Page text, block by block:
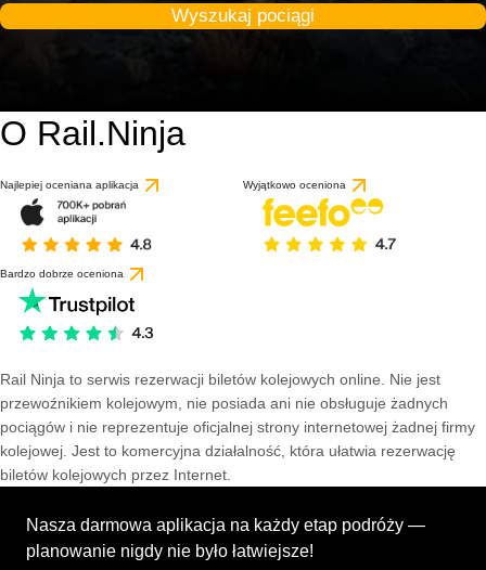
Wyszukaj pociągi
O Rail.Ninja
Najlepiej oceniana aplikacja Wyjątkowo oceniona
Bardzo dobrze oceniona
Rail Ninja to serwis rezerwacji biletów kolejowych online. Nie jest
przewoźnikiem kolejowym, nie posiada ani nie obsługuje żadnych
pociągów i nie reprezentuje oficjalnej strony internetowej żadnej firmy
kolejowej. Jest to komercyjna działalność, która ułatwia rezerwację
biletów kolejowych przez Internet.
Nasza darmowa aplikacja na każdy etap podróży —
planowanie nigdy nie było łatwiejsze!